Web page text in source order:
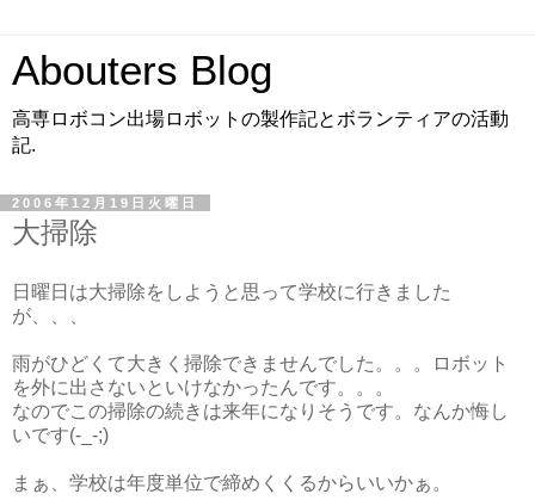
Abouters Blog
高専ロボコン出場ロボットの製作記とボランティアの活動
記.
2006年12月19日火曜日
大掃除
日曜日は大掃除をしようと思って学校に行きました
が、、、
雨がひどくて大きく掃除できませんでした。。。ロボット
を外に出さないといけなかったんです。。。
なのでこの掃除の続きは来年になりそうです。なんか悔し
いです(-_-;)
まぁ、学校は年度単位で締めくくるからいいかぁ。